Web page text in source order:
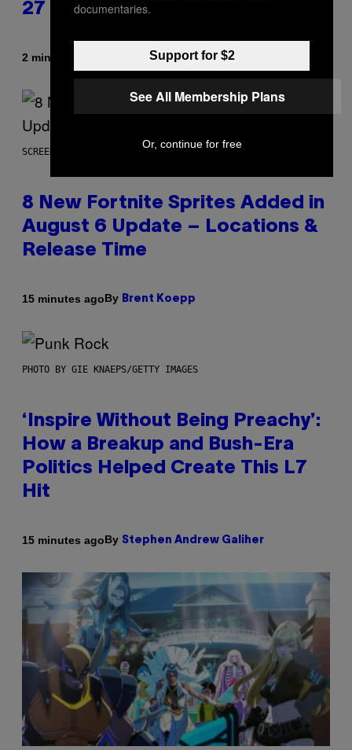
27
2 minutes ago Brent Koepp
SCREENSHOT: EPIC GAMES
8 New Fortnite Sprites Added in
August 6 Update – Locations &
Release Time
15 minutes agoBy Brent Koepp
PHOTO BY GIE KNAEPS/GETTY IMAGES
‘Inspire Without Being Preachy’:
How a Breakup and Bush-Era
Politics Helped Create This L7
Hit
15 minutes agoBy Stephen Andrew Galiher
documentaries.
Support for $2
See All Membership Plans
Or, continue for free